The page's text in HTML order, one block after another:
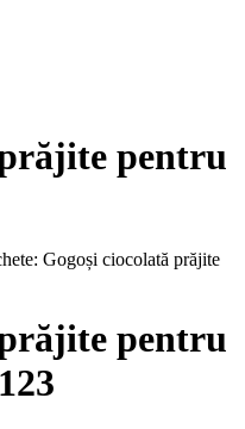
pentru
Gogoși ciocolată prăjite
pentru